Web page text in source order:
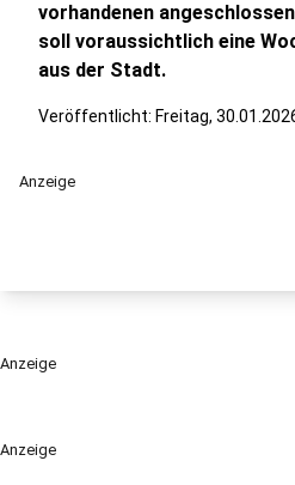
Anzeige
vorhandenen
soll voraussichtlich eine
aus der Stadt.
Veröffentlicht: Freitag,
Anzeige
Anzeige